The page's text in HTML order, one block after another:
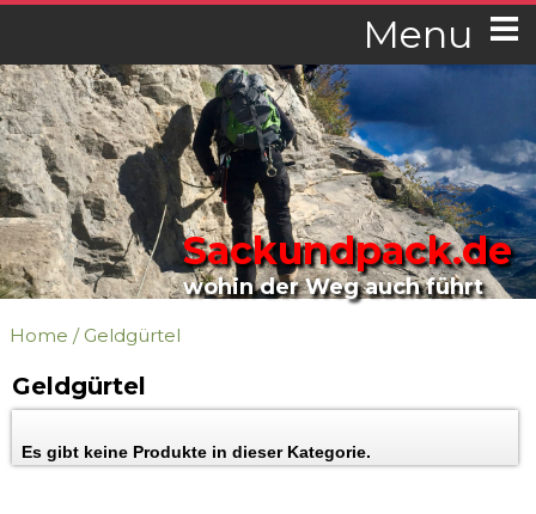
Menu
Sackundpack.de
wohin der Weg auch führt
Home / Geldgürtel
Geldgürtel
Es gibt keine Produkte in dieser Kategorie.